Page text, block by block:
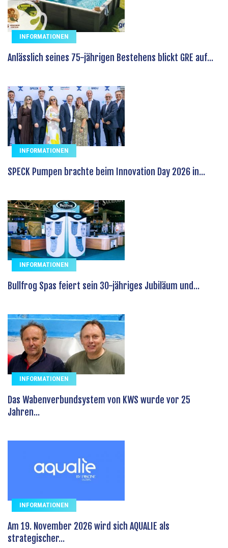
INFORMATIONEN
Anlässlich seines 75-jährigen Bestehens blickt GRE auf...
INFORMATIONEN
SPECK Pumpen brachte beim Innovation Day 2026 in...
INFORMATIONEN
Bullfrog Spas feiert sein 30-jähriges Jubiläum und...
INFORMATIONEN
Das Wabenverbundsystem von KWS wurde vor 25
Jahren...
INFORMATIONEN
Am 19. November 2026 wird sich AQUALIE als
strategischer...